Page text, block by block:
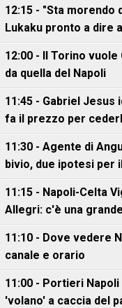
12:15 - "Sta morendo
Lukaku pronto a dire
12:00 - Il Torino
da quella del Napoli
11:45 - Gabriel Jesus
fa il prezzo per
11:30 - Agente di
bivio, due ipotesi per
11:15 - Napoli-Celta
Allegri: c'è una
11:10 - Dove vedere
canale e orario
11:00 - Portieri
'volano' a caccia del